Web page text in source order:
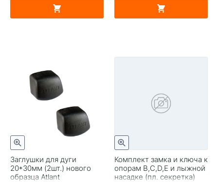
Заглушки для дуги
20*30мм (2шт.) нового
образца Atlant
Комплект замка и ключа к
опорам B,C,D,E и лыжной
насадке (пл. секретка)